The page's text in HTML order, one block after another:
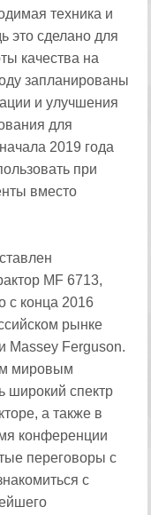
техника и
это сделано для
качества на
запланированы
и улучшения
для
2019 года
при
вместо
MF 6713,
с конца 2016
рынке
Massey Ferguson.
мировым
широкий спектр
а также в
конференции
переговоры с
с